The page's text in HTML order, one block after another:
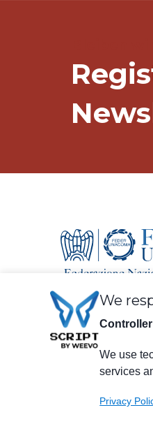
Rechtliche
Werk und Sitz der
We
We use
services
Privacy